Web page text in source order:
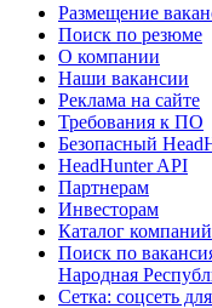
Размещение
Поиск по резюме
О компании
Наши вакансии
Реклама на сайте
Требования к ПО
Безопасный
HeadHunter API
Партнерам
Инвесторам
Каталог компаний
Поиск по
Народная
Сетка: соцсеть